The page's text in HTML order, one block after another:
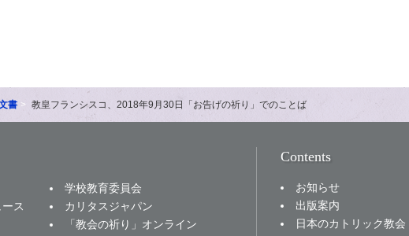
書 教皇フランシスコ、2018年9月30日「お告げの祈り」でのことば
学校教育委員会
ス
カリタスジャパン
「教会の祈り」オンライン
Contents
お知らせ
出版案内
日本のカトリック教会